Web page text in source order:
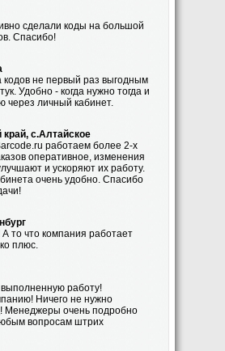
сделали коды на большой
Спасибо!
не первый раз выгодным
Удобно - когда нужно тогда и
личный кабинет.
с.Алтайское
работаем более 2-х
оперативное, изменения
и ускоряют их работу.
очень удобно. Спасибо
А то что компания работает
плюс.
работу!
Ничего не нужно
Менеджеры очень подробно
вопросам штрих